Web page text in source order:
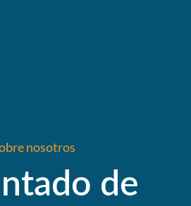
nosotros
de